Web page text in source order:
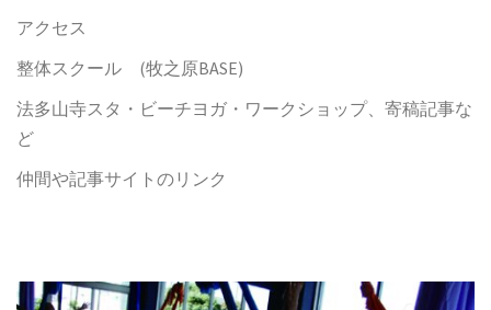
アクセス
整体スクール (牧之原BASE)
法多山寺スタ・ビーチヨガ・ワークショップ、寄稿記事な
ど
仲間や記事サイトのリンク